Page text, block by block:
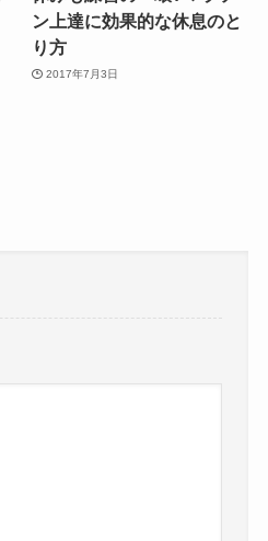
ン上達に効果的な休息のと
り方
2017年7月3日